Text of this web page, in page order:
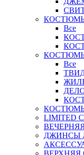
Все
Все
LIMITED
ДЖИНСЫ
ВЕРХНЯЯ